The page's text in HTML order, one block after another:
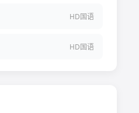
HD国语
HD国语